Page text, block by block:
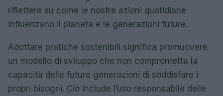
riflettere su come le nostre azioni quotidiane
influenzano il pianeta e le generazioni future.
Adottare pratiche sostenibili significa promuovere
un modello di sviluppo che non comprometta la
capacità delle future generazioni di soddisfare i
propri bisogni. Ciò include l’uso responsabile delle